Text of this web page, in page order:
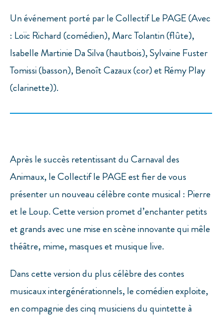
Un événement porté par le Collectif Le PAGE (Avec
: Loïc Richard (comédien), Marc Tolantin (flûte),
Isabelle Martinie Da Silva (hautbois), Sylvaine Fuster
Tomissi (basson), Benoît Cazaux (cor) et Rémy Play
(clarinette)).
Après le succès retentissant du Carnaval des
Animaux, le Collectif le PAGE est fier de vous
présenter un nouveau célèbre conte musical : Pierre
et le Loup. Cette version promet d’enchanter petits
et grands avec une mise en scène innovante qui mêle
théâtre, mime, masques et musique live.
Dans cette version du plus célèbre des contes
musicaux intergénérationnels, le comédien exploite,
en compagnie des cinq musiciens du quintette à